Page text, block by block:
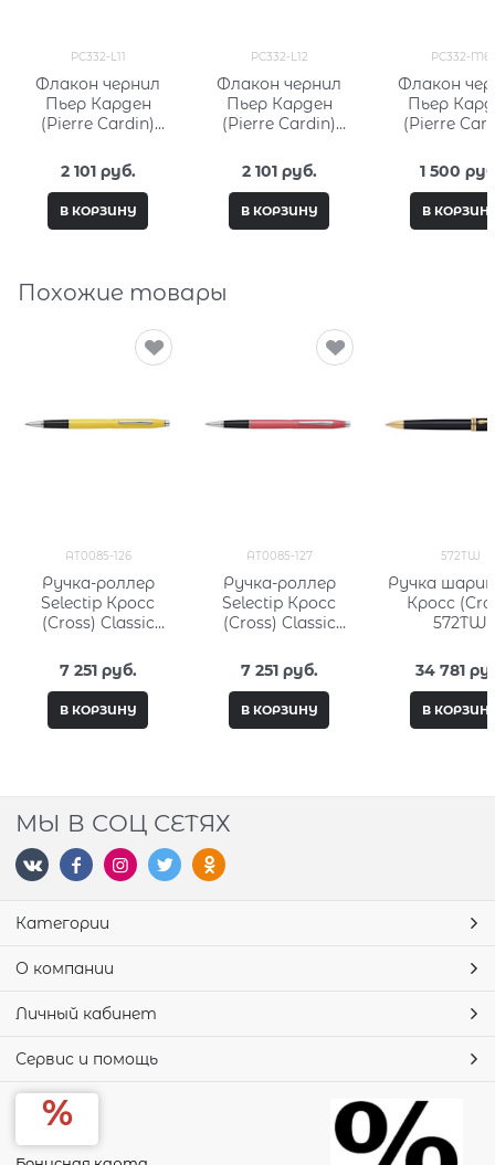
PC332-L11
Флакон чернил
Пьер Карден
(Pierre Cardin)
Fantasy PC332-L11
2 101 руб.
В КОРЗИНУ
PC332-L12
Флакон чернил
Пьер Карден
(Pierre Cardin)
Fantasy PC332-L12
2 101 руб.
В КОРЗИНУ
PC332-M6
Флакон
Пьер
(Pierre
Fantasy
1 500
В
Похожие товары
AT0085-126
Ручка-роллер
Selectip Кросс
(Cross) Classic
Yellow Lacquer
7 251 руб.
В КОРЗИНУ
AT0085-127
Ручка-роллер
Selectip Кросс
(Cross) Classic
Coral Lacquer
7 251 руб.
В КОРЗИНУ
572TW
Ручка
Кросс
572TW
34 781
В
МЫ В СОЦ СЕТЯХ
Категории
О компании
Личный кабинет
Сервис и помощь